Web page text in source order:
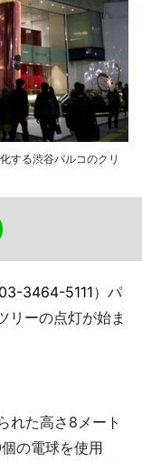
する渋谷パルコのクリ
03-3464-5111）パ
リーの点灯が始ま
れた高さ8メート
の電球を使用